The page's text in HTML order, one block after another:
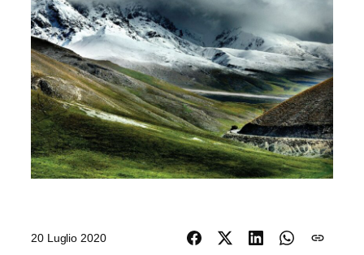
20 Luglio 2020